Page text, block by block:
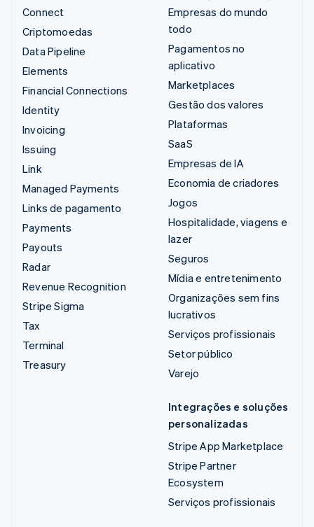
Connect
Criptomoedas
Data Pipeline
Elements
Financial Connections
Identity
Invoicing
Issuing
Link
Managed Payments
Links de pagamento
Payments
Payouts
Radar
Revenue Recognition
Stripe Sigma
Tax
Terminal
Treasury
Empresas do mundo
todo
Pagamentos no
aplicativo
Marketplaces
Gestão dos valores
Plataformas
SaaS
Empresas de IA
Economia de criadores
Jogos
Hospitalidade, viagens e
lazer
Seguros
Mídia e entretenimento
Organizações sem fins
lucrativos
Serviços profissionais
Setor público
Varejo
Integrações e soluções
personalizadas
Stripe App Marketplace
Stripe Partner
Ecosystem
Serviços profissionais